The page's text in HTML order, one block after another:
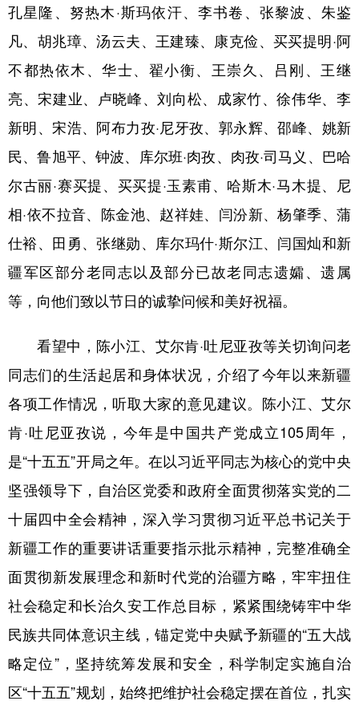
孔星隆、努热木·斯玛依汗、李书卷、张黎波、朱鉴
凡、胡兆璋、汤云夫、王建臻、康克俭、买买提明·阿
不都热依木、华士、翟小衡、王崇久、吕刚、王继
亮、宋建业、卢晓峰、刘向松、成家竹、徐伟华、李
新明、宋浩、阿布力孜·尼牙孜、郭永辉、邵峰、姚新
民、鲁旭平、钟波、库尔班·肉孜、肉孜·司马义、巴哈
尔古丽·赛买提、买买提·玉素甫、哈斯木·马木提、尼
相·依不拉音、陈金池、赵祥娃、闫汾新、杨肇季、蒲
仕裕、田勇、张继勋、库尔玛什·斯尔江、闫国灿和新
疆军区部分老同志以及部分已故老同志遗孀、遗属
等，向他们致以节日的诚挚问候和美好祝福。
看望中，陈小江、艾尔肯·吐尼亚孜等关切询问老
同志们的生活起居和身体状况，介绍了今年以来新疆
各项工作情况，听取大家的意见建议。陈小江、艾尔
肯·吐尼亚孜说，今年是中国共产党成立105周年，
是“十五五”开局之年。在以习近平同志为核心的党中央
坚强领导下，自治区党委和政府全面贯彻落实党的二
十届四中全会精神，深入学习贯彻习近平总书记关于
新疆工作的重要讲话重要指示批示精神，完整准确全
面贯彻新发展理念和新时代党的治疆方略，牢牢扭住
社会稳定和长治久安工作总目标，紧紧围绕铸牢中华
民族共同体意识主线，锚定党中央赋予新疆的“五大战
略定位”，坚持统筹发展和安全，科学制定实施自治
区“十五五”规划，始终把维护社会稳定摆在首位，扎实